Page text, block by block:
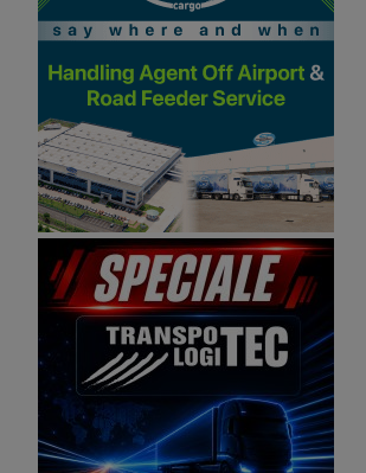
industriali elettrici, dopo Piacenza:
otto punti di ricarica, di cui quattro
da 400 kW, nei pressi del casello
autostradale di Parma Ovest.